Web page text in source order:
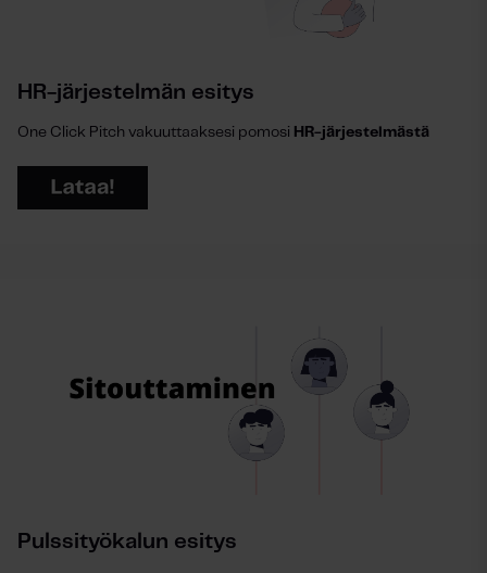
HR-järjestelmän esitys
One Click Pitch vakuuttaaksesi pomosi HR-järjestelmästä
Pulssityökalun esitys